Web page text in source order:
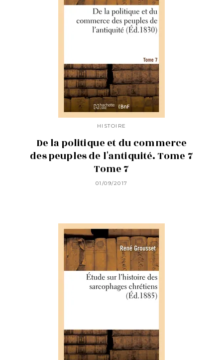
HISTOIRE
De la politique et du commerce
des peuples de l'antiquité. Tome 7
Tome 7
01/09/2017